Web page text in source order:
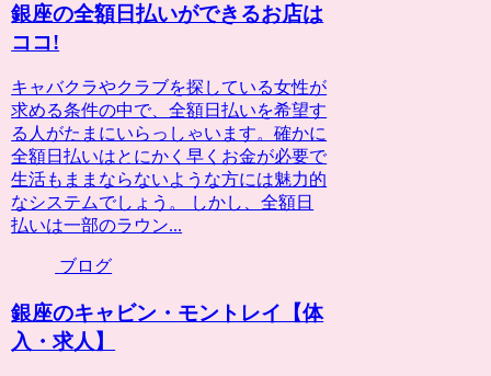
銀座の全額日払いができるお店は
ココ!
キャバクラやクラブを探している女性が
求める条件の中で、全額日払いを希望す
る人がたまにいらっしゃいます。確かに
全額日払いはとにかく早くお金が必要で
生活もままならないような方には魅力的
なシステムでしょう。 しかし、全額日
払いは一部のラウン...
ブログ
銀座のキャビン・モントレイ【体
入・求人】